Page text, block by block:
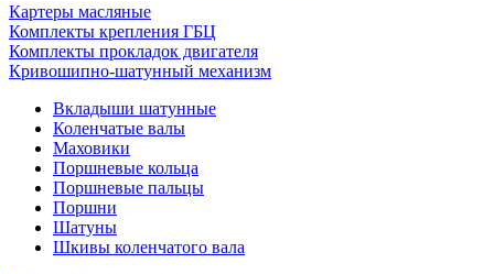
Картеры масляные
Комплекты крепления ГБЦ
Комплекты прокладок двигателя
Кривошипно-шатунный механизм
Вкладыши шатунные
Коленчатые валы
Маховики
Поршневые кольца
Поршневые пальцы
Поршни
Шатуны
Шкивы коленчатого вала